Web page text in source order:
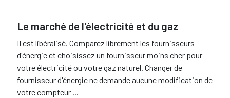
Le marché de l'électricité et du gaz
Il est libéralisé. Comparez librement les fournisseurs
d'énergie et choisissez un fournisseur moins cher pour
votre électricité ou votre gaz naturel. Changer de
fournisseur d'énergie ne demande aucune modification de
votre compteur ...